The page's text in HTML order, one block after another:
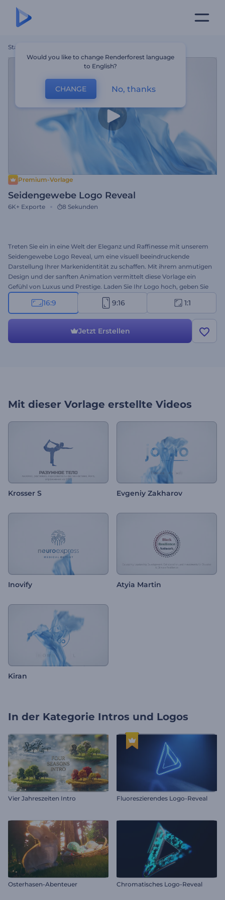
Startseite
Premium-Vorlage
Seidengewebe Logo Reveal
6K+ Exporte 8 Sekunden
Treten Sie ein in eine Welt der Eleganz und Raffinesse mit unserem
Seidengewebe Logo Reveal, um eine visuell beeindruckende
Darstellung Ihrer Markenidentität zu schaffen. Mit ihrem anmutigen
Design und der sanften Animation vermittelt diese Vorlage ein
Gefühl von Luxus und Prestige. Laden Sie Ihr Logo hoch, geben Sie
Ihren Slogan ein, und beobachten Sie, wie sich Ihr Logo durch das
zarte Stück Seidenstoff anmutig entfaltet. Perfekt für Marken-Intros
Modedienste und viele andere Projekte mit Bezug zum Thema.
16:9 9:16 1:1
Jetzt Erstellen
Mit dieser Vorlage erstellte Videos
Krosser S Evgeniy Zakharov
Inovify Atyia Martin
Kiran
In der Kategorie Intros und Logos
Vier Jahreszeiten Intro Fluoreszierendes Logo-Reveal
Osterhasen-Abenteuer Chromatisches Logo-Reveal
Would you like to change Renderforest language
to English?
CHANGE No, thanks